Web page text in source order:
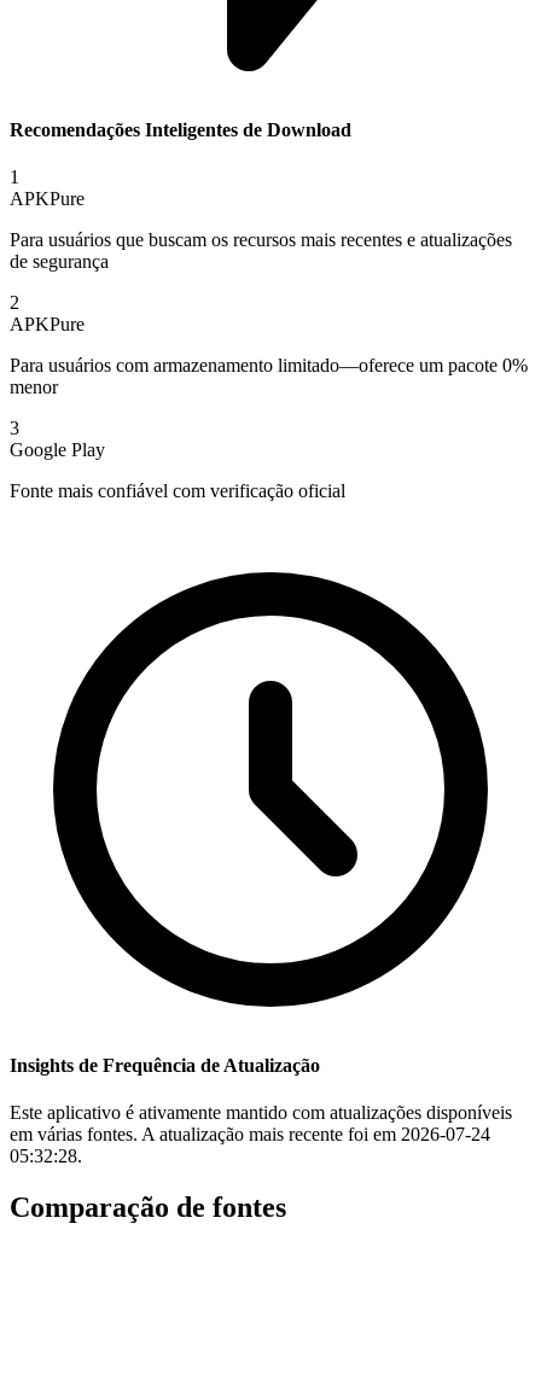
Recomendações Inteligentes de Download
1
APKPure
Para usuários que buscam os recursos mais recentes e atualizações
de segurança
2
APKPure
Para usuários com armazenamento limitado—oferece um pacote 0%
menor
3
Google Play
Fonte mais confiável com verificação oficial
Insights de Frequência de Atualização
Este aplicativo é ativamente mantido com atualizações disponíveis
em várias fontes. A atualização mais recente foi em 2026-07-24
05:32:28.
Comparação de fontes